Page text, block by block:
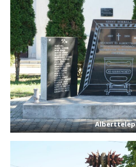
Alberttelep